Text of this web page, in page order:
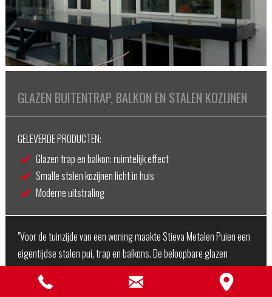
GLAZEN BUITENTRAP, BALKON EN STALEN KOZIJNEN
GELEVERDE PRODUCTEN:
Glazen trap en balkon: ruimtelijk effect
Smalle stalen kozijnen licht in huis
Moderne uitstraling
"Voor de tuinzijde van een woning maakte Stieva Metalen Puien een
eigentijdse stalen pui, trap en balkons. De beloopbare glazen
buitentrap en de balkons met vloer en balustrade zorgen voor een
ruimtelijk effect. Door gebruik t…"